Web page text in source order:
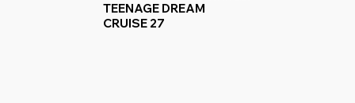
TEENAGE DREAM
CRUISE 27